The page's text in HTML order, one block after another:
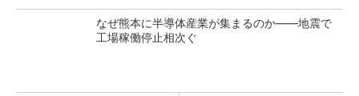
なぜ熊本に半導体産業が集まるのか――地震で
工場稼働停止相次ぐ